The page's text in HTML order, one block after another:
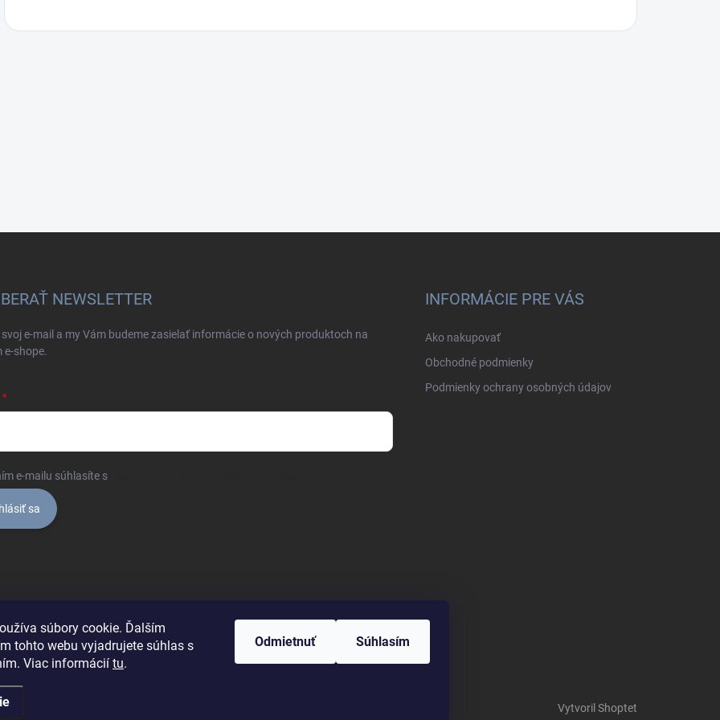
súbory cookie. Ďalším
tohto webu vyjadrujete súhlas s
Viac informácií tu.
Odmietnuť Súhlasím
NEWSLETTER
e-mail a my Vám budeme zasielať informácie o nových produktoch na
e-shope.
e-mailu súhlasíte s
sa
INFORMÁCIE PRE VÁS
Ako nakupovať
Obchodné podmienky
Podmienky ochrany osobných údajov
Vytvoril Shoptet